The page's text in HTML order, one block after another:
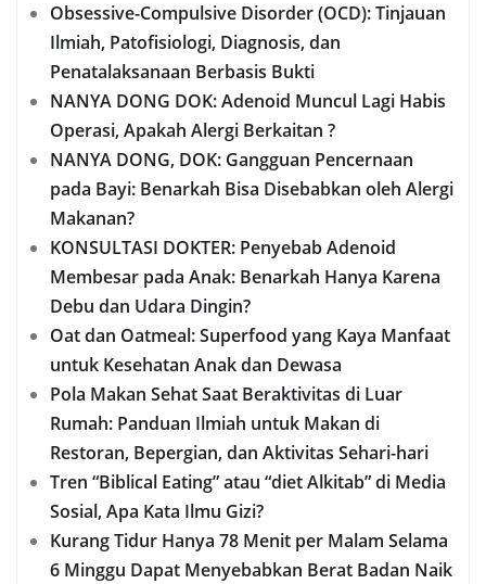
Obsessive-Compulsive Disorder (OCD): Tinjauan
Ilmiah, Patofisiologi, Diagnosis, dan
Penatalaksanaan Berbasis Bukti
NANYA DONG DOK: Adenoid Muncul Lagi Habis
Operasi, Apakah Alergi Berkaitan ?
NANYA DONG, DOK: Gangguan Pencernaan
pada Bayi: Benarkah Bisa Disebabkan oleh Alergi
Makanan?
KONSULTASI DOKTER: Penyebab Adenoid
Membesar pada Anak: Benarkah Hanya Karena
Debu dan Udara Dingin?
Oat dan Oatmeal: Superfood yang Kaya Manfaat
untuk Kesehatan Anak dan Dewasa
Pola Makan Sehat Saat Beraktivitas di Luar
Rumah: Panduan Ilmiah untuk Makan di
Restoran, Bepergian, dan Aktivitas Sehari-hari
Tren “Biblical Eating” atau “diet Alkitab” di Media
Sosial, Apa Kata Ilmu Gizi?
Kurang Tidur Hanya 78 Menit per Malam Selama
6 Minggu Dapat Menyebabkan Berat Badan Naik